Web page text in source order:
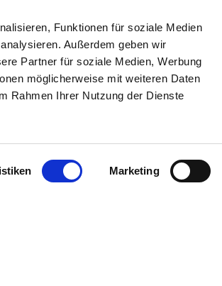
Funktionen für soziale Medien
Außerdem geben wir
Partner für soziale Medien, Werbung
möglicherweise mit weiteren Daten
Rahmen Ihrer Nutzung der Dienste
Marketing
Aussteller werden
Teilnahme planen
IT